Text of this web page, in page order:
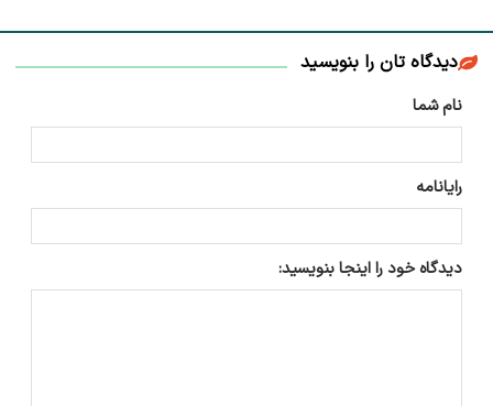
دیدگاه تان را بنویسید
نام شما
رایانامه
دیدگاه خود را اینجا بنویسید: